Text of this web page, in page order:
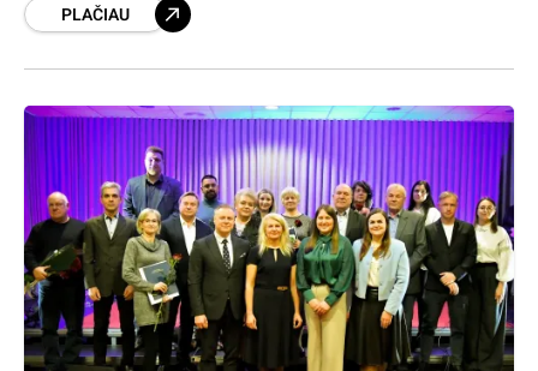
ypač sunkiai vaikštantiems, primygtinai
PLAČIAU